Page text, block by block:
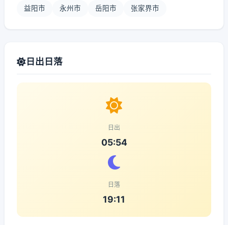
益阳市 永州市 岳阳市 张家界市
日出日落
日出
05:54
日落
19:11